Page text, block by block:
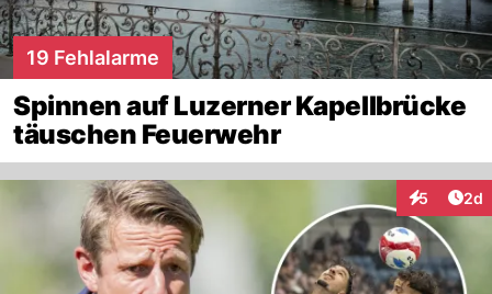
19 Fehlalarme
Spinnen auf Luzerner Kapellbrücke
täuschen Feuerwehr
5 2d